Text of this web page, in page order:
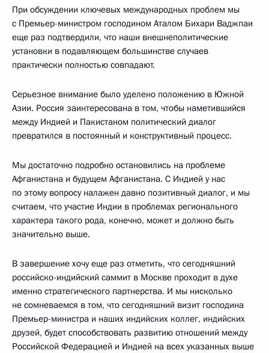
При обсуждении ключевых международных проблем мы
с Премьер-министром господином Аталом Бихари Ваджпаи
еще раз подтвердили, что наши внешнеполитические
установки в подавляющем большинстве случаев
практически полностью совпадают.
Серьезное внимание было уделено положению в Южной
Азии. Россия заинтересована в том, чтобы наметившийся
между Индией и Пакистаном политический диалог
превратился в постоянный и конструктивный процесс.
Мы достаточно подробно остановились на проблеме
Афганистана и будущем Афганистана. С Индией у нас
по этому вопросу налажен давно позитивный диалог, и мы
считаем, что участие Индии в проблемах регионального
характера такого рода, конечно, может и должно быть
значительно выше.
В завершение хочу еще раз отметить, что сегодняшний
российско-индийский саммит в Москве проходит в духе
именно стратегического партнерства. И мы нисколько
не сомневаемся в том, что сегодняшний визит господина
Премьер-министра и наших индийских коллег, индийских
друзей, будет способствовать развитию отношений между
Российской Федерацией и Индией на всех указанных выше